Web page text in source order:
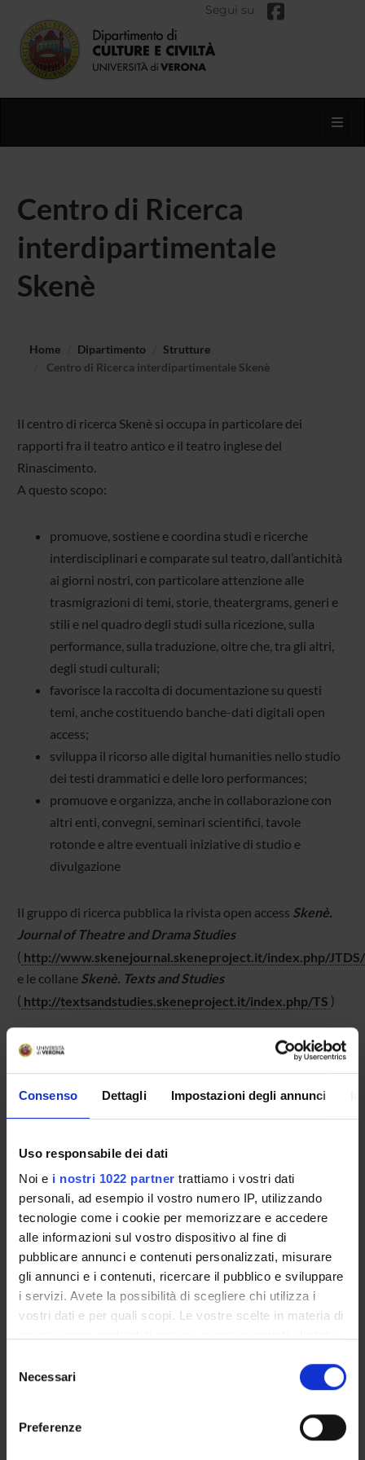
Consenso Dettagli Impostazioni degli annunci
Uso responsabile dei dati
Noi e i nostri 1022 partner trattiamo i vostri dati
personali, ad esempio il vostro numero IP, utilizzando
tecnologie come i cookie per memorizzare e accedere
alle informazioni sul vostro dispositivo al fine di
pubblicare annunci e contenuti personalizzati, misurare
gli annunci e i contenuti, ricercare il pubblico e sviluppare
i servizi. Avete la possibilità di scegliere chi utilizza i
vostri dati e per quali scopi. Le vostre scelte in materia di
modificare o revocare il proprio consenso in qualsiasi
momento dalla Dichiarazione sui cookie o facendo clic
delNecessari
Preferenze
Segui su
Centro di Ricerca
interdipartimentale
Skenè
Home Dipartimento
Strutture
Centro di Ricerca interdipartimentale Skenè
Il centro di ricerca Skenè si occupa in particolare dei
rapporti fra il teatro antico e il teatro inglese del
Rinascimento.
A questo scopo:
promuove, sostiene e coordina studi e ricerche
interdisciplinari e comparate sul teatro, dall’antichità
ai giorni nostri, con particolare attenzione alle
trasmigrazioni di temi, storie, theatergrams, generi e
stili e nel quadro degli studi sulla ricezione, sulla
performance, sulla traduzione, oltre che, tra gli altri,
degli studi culturali;
favorisce la raccolta di documentazione su questi
temi, anche costituendo banche-dati digitali open
access;
sviluppa il ricorso alle digital humanities nello studio
dei testi drammatici e delle loro performances;
promuove e organizza, anche in collaborazione con
altri enti, convegni, seminari scientifici, tavole
rotonde e altre eventuali iniziative di studio e
divulgazione
Il gruppo di ricerca pubblica la rivista open access Skenè.
Journal of Theatre and Drama Studies
( http://www.skenejournal.skeneproject.it/index.php/
e le collane Skenè. Texts and Studies
( http://textsandstudies.skeneproject.it/index.php/TS )
Silvia Bigliazzi
Pagina Web
http://skene.dlls.univr.it
Dipartimento
Lingue e Letterature Straniere
COMPONENTI 9
AVVISI